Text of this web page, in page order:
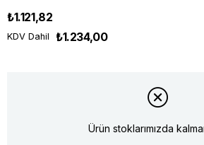
₺1.121,82
KDV Dahil ₺1.234,00
Ürün stoklarımızda